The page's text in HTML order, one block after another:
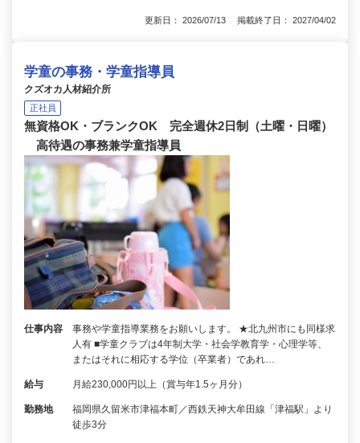
更新日： 2026/07/13 掲載終了日： 2027/04/02
学童の事務・学童指導員
クズオカ人材紹介所
正社員
無資格OK・ブランクOK 完全週休2日制（土曜・日曜）
高待遇の事務兼学童指導員
仕事内容
事務や学童指導業務をお願いします。 ★北九州市にも同様求
人有 ■学童クラブは4年制大学・社会学教育学・心理学等、
またはそれに相応する学位（卒業者）であれ…
給与 月給230,000円以上（賞与年1.5ヶ月分）
勤務地
福岡県久留米市津福本町／西鉄天神大牟田線「津福駅」より
徒歩3分